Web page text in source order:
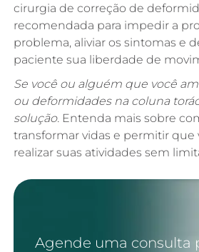
cirurgia de correção de
recomendada para impedir a
problema, aliviar os sintomas e
paciente sua liberdade de
Se você ou alguém que você
ou deformidades na coluna
solução. Entenda mais sobre
transformar vidas e permitir que
realizar suas atividades sem
Agende uma consulta